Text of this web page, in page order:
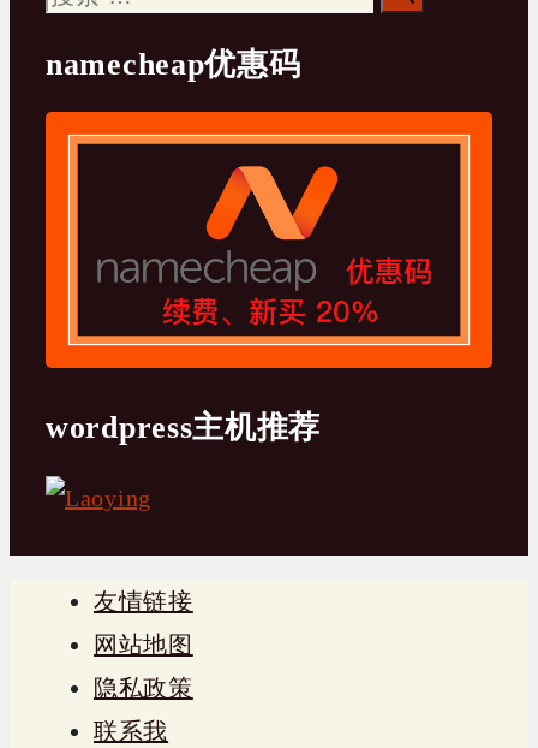
namecheap优惠码
wordpress主机推荐
友情链接
网站地图
隐私政策
联系我